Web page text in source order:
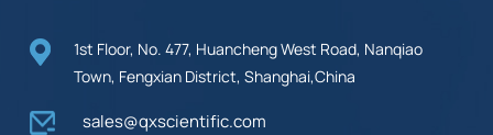
1st Floor, No. 477, Huancheng West Road, Nanqiao
Town, Fengxian District, Shanghai,China
sales@qxscientific.com